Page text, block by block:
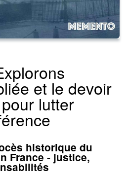
et le devoir
lutter
historique du
France - justice,